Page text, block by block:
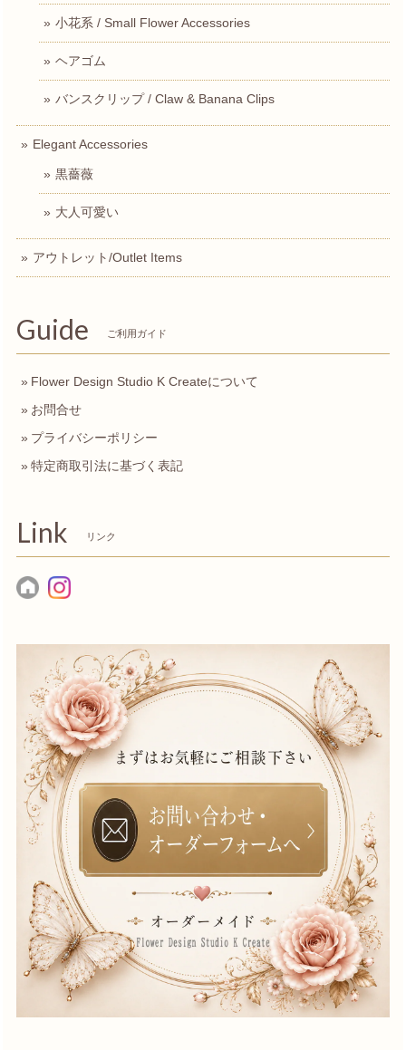
小花系 / Small Flower Accessories
ヘアゴム
バンスクリップ / Claw & Banana Clips
Elegant Accessories
黒薔薇
大人可愛い
アウトレット/Outlet Items
Guide ご利用ガイド
Flower Design Studio K Createについて
お問合せ
プライバシーポリシー
特定商取引法に基づく表記
Link リンク